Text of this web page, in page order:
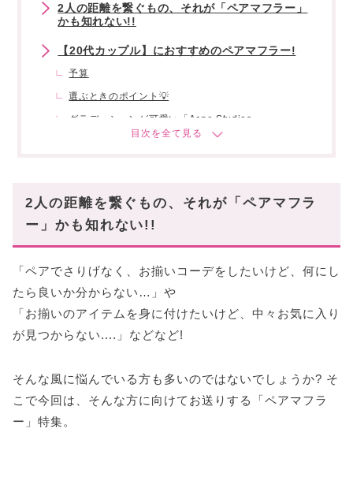
2人の距離を繋ぐもの、それが「ペアマフラー」
かも知れない!!
【20代カップル】におすすめのペアマフラー!
予算
選ぶときのポイント💡
グラデーションが可愛い「Acne Studios」
ハートにAがアイコニックな「AMI PARIS」
【30代カップル】におすすめのペアマフラー!
大人きれいめに「Ralph Lauren」
ミニマルモード派に人気「Jil Sander」
カシミアの肌触りと温もり「Johnstons」
【40代カップル】におすすめのペアマフラー!
予算
2人の距離を繋ぐもの、それが「ペアマフラ
ー」かも知れない!!
「ペアでさりげなく、お揃いコーデをしたいけど、何にし
たら良いか分からない…」や
「お揃いのアイテムを身に付けたいけど、中々お気に入り
が見つからない....」などなど!
そんな風に悩んでいる方も多いのではないでしょうか? そ
こで今回は、そんな方に向けてお送りする「ペアマフラ
ー」特集。